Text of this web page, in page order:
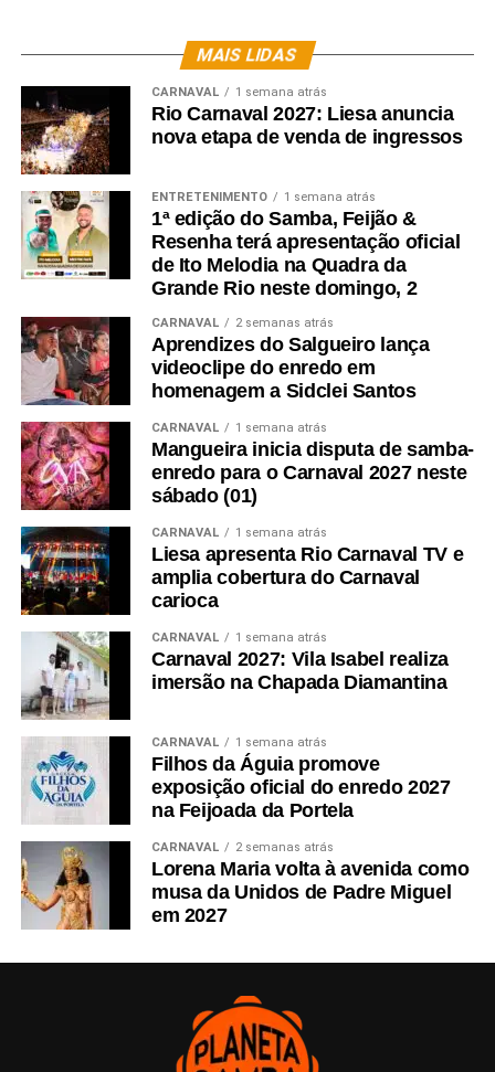
MAIS LIDAS
CARNAVAL 1 semana atrás
Rio Carnaval 2027: Liesa anuncia
nova etapa de venda de ingressos
ENTRETENIMENTO 1 semana atrás
1ª edição do Samba, Feijão &
Resenha terá apresentação oficial
de Ito Melodia na Quadra da
Grande Rio neste domingo, 2
CARNAVAL 2 semanas atrás
Aprendizes do Salgueiro lança
videoclipe do enredo em
homenagem a Sidclei Santos
CARNAVAL 1 semana atrás
Mangueira inicia disputa de samba-
enredo para o Carnaval 2027 neste
sábado (01)
CARNAVAL 1 semana atrás
Liesa apresenta Rio Carnaval TV e
amplia cobertura do Carnaval
carioca
CARNAVAL 1 semana atrás
Carnaval 2027: Vila Isabel realiza
imersão na Chapada Diamantina
CARNAVAL 1 semana atrás
Filhos da Águia promove
exposição oficial do enredo 2027
na Feijoada da Portela
CARNAVAL 2 semanas atrás
Lorena Maria volta à avenida como
musa da Unidos de Padre Miguel
em 2027